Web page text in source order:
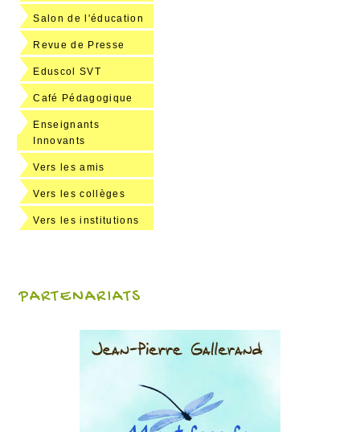
Salon de l'éducation
Revue de Presse
Eduscol SVT
Café Pédagogique
Enseignants
Innovants
Vers les amis
Vers les collèges
Vers les institutions
PARTENARIATS